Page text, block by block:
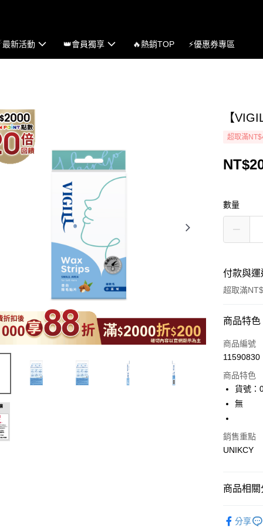
新活動 👑會員獨享 🔥熱銷TOP ⚡優惠券專區
【
超取滿
數量
付款與運
超取滿
付款方式
icash Pay
超商取貨
LINE Pay
街口支付
Google
商品特色
商品編號
11590830
商品特色
貨號：
無
銷售重點
UNIKCY
商品相關
分享